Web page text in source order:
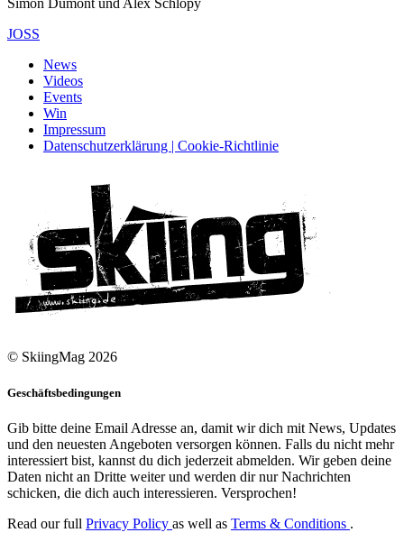
Simon Dumont und Alex Schlopy
JOSS
News
Videos
Events
Win
Impressum
Datenschutzerklärung | Cookie-Richtlinie
© SkiingMag 2026
Geschäftsbedingungen
Gib bitte deine Email Adresse an, damit wir dich mit News, Updates
und den neuesten Angeboten versorgen können. Falls du nicht mehr
interessiert bist, kannst du dich jederzeit abmelden. Wir geben deine
Daten nicht an Dritte weiter und werden dir nur Nachrichten
schicken, die dich auch interessieren. Versprochen!
Read our full Privacy Policy as well as Terms & Conditions .